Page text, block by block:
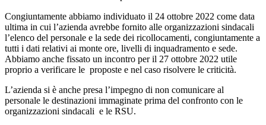
Congiuntamente abbiamo individuato il 24 ottobre 2022 come data
ultima in cui l’azienda avrebbe fornito alle organizzazioni sindacali
l’elenco del personale e la sede dei ricollocamenti, congiuntamente a
tutti i dati relativi ai monte ore, livelli di inquadramento e sede.
Abbiamo anche fissato un incontro per il 27 ottobre 2022 utile
proprio a verificare le proposte e nel caso risolvere le criticità.
L’azienda si è anche presa l’impegno di non comunicare al
personale le destinazioni immaginate prima del confronto con le
organizzazioni sindacali e le RSU.